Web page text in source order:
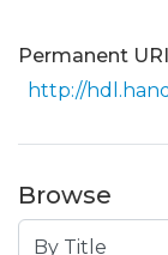
Entities
Permanent
http://
Browse